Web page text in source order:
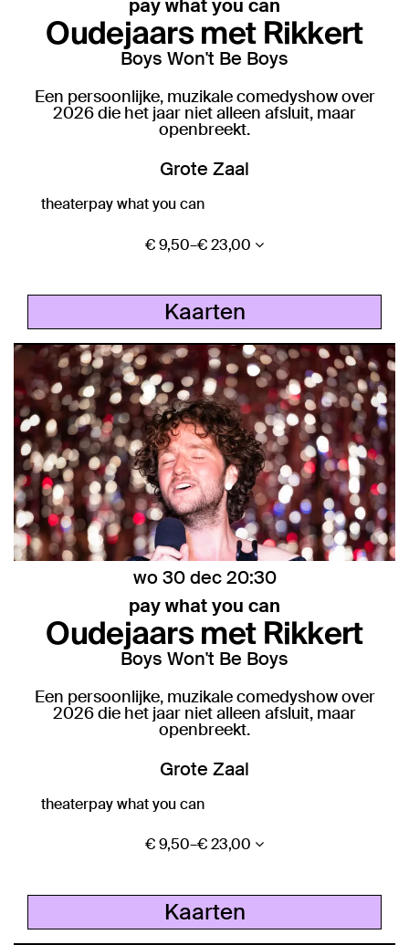
Oudejaars met Rikkert
Boys Won't Be Boys
pay what you can
Een persoonlijke, muzikale comedyshow over
2026 die het jaar niet alleen afsluit, maar
openbreekt.
Grote Zaal
theaterpay what you can
€ 9,50–€ 23,00
Kaarten
Oudejaars met Rikkert
Boys Won't Be Boys
pay what you can
wo 30 dec20:30
Een persoonlijke, muzikale comedyshow over
2026 die het jaar niet alleen afsluit, maar
openbreekt.
Grote Zaal
theaterpay what you can
€ 9,50–€ 23,00
Kaarten